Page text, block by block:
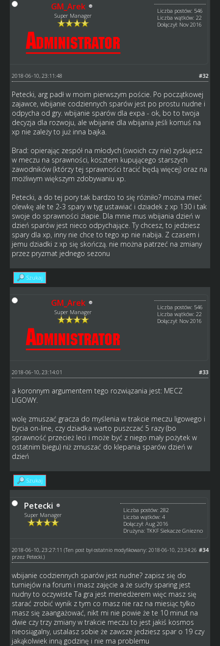
GM_Arek
Super Manager
Liczba postów: 546
Liczba wątków: 22
Dołączył: Nov 2016
#32
2018-06-10, 23:11:48
Petecki, arg padł w moim pierwszym poście. Po początkowej
zajawce, wbijanie codziennych sparów jest po prostu nudne i
odpycha od gry. wbijanie sparów dla expa - ok, bo to twoja
decyzja dla rozwoju, ale wbijanie dla wbijania jeśli komuś na
xp nie zależy to już inna bajka.
Brad: opierając zespół na młodych (swoich czy nie) zyskujesz
w meczu na sprawności, kosztem kupującego starszych
zawodników (którzy tej sprawności tracić będą więcej) oraz na
możliwym większym zdobywaniu xp.
Petecki, a do tej pory tak bardzo to się różniło? można mieć
olewkę ale te 2-3 spary w tyg ustawiać i dziadek z xp 130 i tak
swoje do sprawności złapie. Dla mnie mus wbijania dzień w
dzień sparów jest nieco odpychające. Ty chcesz, to jedziesz
spary dla xp, inny nie chce to tego xp nie nabija. Z czasem i
jemu dziadki z xp się skończą. nie można patrzeć na zmiany
przez pryzmat jednego sezonu
Szukaj
GM_Arek
Super Manager
Liczba postów: 546
Liczba wątków: 22
Dołączył: Nov 2016
#33
2018-06-10, 23:14:01
a koronnym argumentem tego rozwiązania jest: MECZ
LIGOWY.
wolę zmuszać gracza do myślenia w trakcie meczu ligowego i
bycia on-line, czy dziadka warto puszczać 5 razy (bo
sprawność przecież leci i może być z niego mały pożytek w
ostatnim biegu) niż zmuszać do klepania sparów dzień w
dzień
Szukaj
Petecki
Super Manager
Liczba postów: 282
Liczba wątków: 4
Dołączył: Aug 2016
Drużyna: TKKF Siekacze Gniezno
#34
2018-06-10, 23:27:11 (Ten post był ostatnio modyfikowany: 2018-06-10, 23:34:26
przez Petecki .)
wbijanie codziennych sparów jest nudne? zapisz się do
turniejów na forum i masz zajęcie a że suchy sparing jest
nudny to oczywiste Ta gra jest menedżerem więc masz się
starać zrobić wynik z tym co masz nie raz na miesiąc tylko
masz się zaangażować, nikt mi nie powie że te 10 minut na
dwie czy trzy zmiany w trakcie meczu to jest jakiś kosmos
nieosiągalny, ustalasz sobie że zawsze jedziesz spar o 19 czy
jakąkolwiek inną godzinę i nie ma problemu